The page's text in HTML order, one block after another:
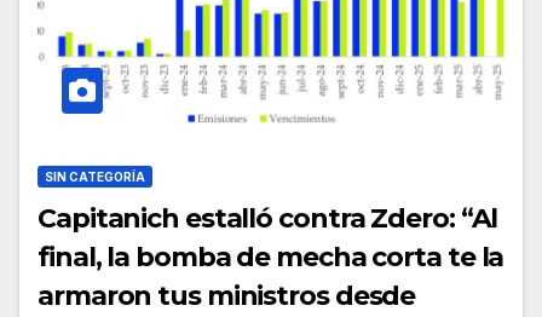
SIN CATEGORÍA
Capitanich estalló contra Zdero: “Al
final, la bomba de mecha corta te la
armaron tus ministros desde